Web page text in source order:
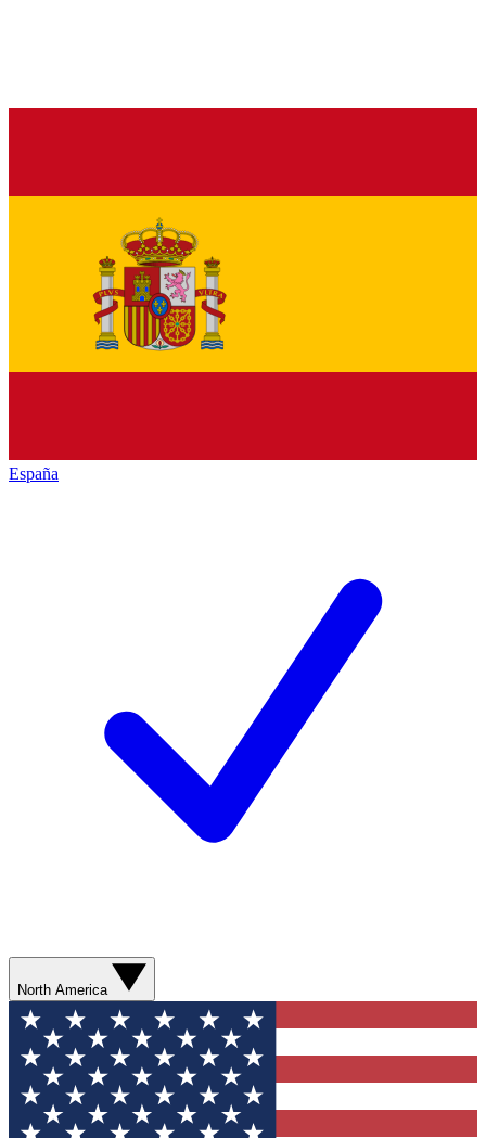
España
North America